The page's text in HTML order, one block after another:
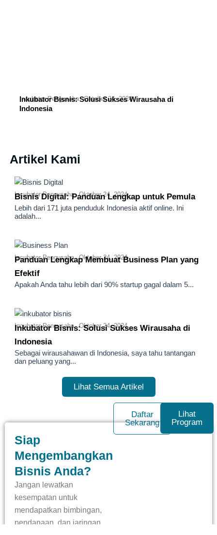
Incubator Pengusaha Oktober 24, 2024
Inkubator Bisnis: Solusi Sukses Wirausaha di
Indonesia
Artikel Kami
Incubator Pengusaha Oktober 24, 2024
Bisnis Digital: Panduan Lengkap untuk Pemula
Lebih dari 171 juta penduduk Indonesia aktif online. Ini
adalah...
Incubator Pengusaha Oktober 24, 2024
Panduan Lengkap Membuat Business Plan yang
Efektif
Apakah Anda tahu lebih dari 90% startup gagal dalam 5...
Incubator Pengusaha Oktober 24, 2024
Inkubator Bisnis: Solusi Sukses Wirausaha di
Indonesia
Sebagai wirausahawan di Indonesia, saya tahu tantangan
dan peluang yang...
Lihat Semua Artikel
Siap
Mengembangkan
Bisnis Anda?
Jangan lewatkan
kesempatan untuk
mendapatkan bimbingan,
pendanaan, dan jaringan
Daftar
Sekarang
Lihat
Program